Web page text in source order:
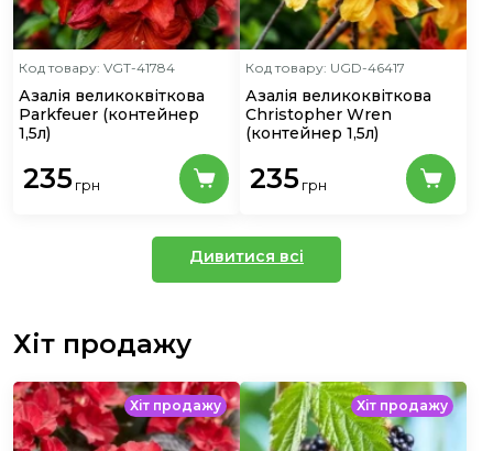
Код товару: VGT-41784
Азалія великоквіткова
Parkfeuer (контейнер
1,5л)
235 грн
Код товару: UGD-46417
Азалія великоквіткова
Christopher Wren
(контейнер 1,5л)
235 грн
Дивитися всі
Хіт продажу
Хіт продажу Хіт продажу